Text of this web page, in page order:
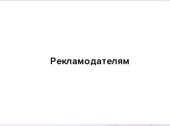
Рекламодателям